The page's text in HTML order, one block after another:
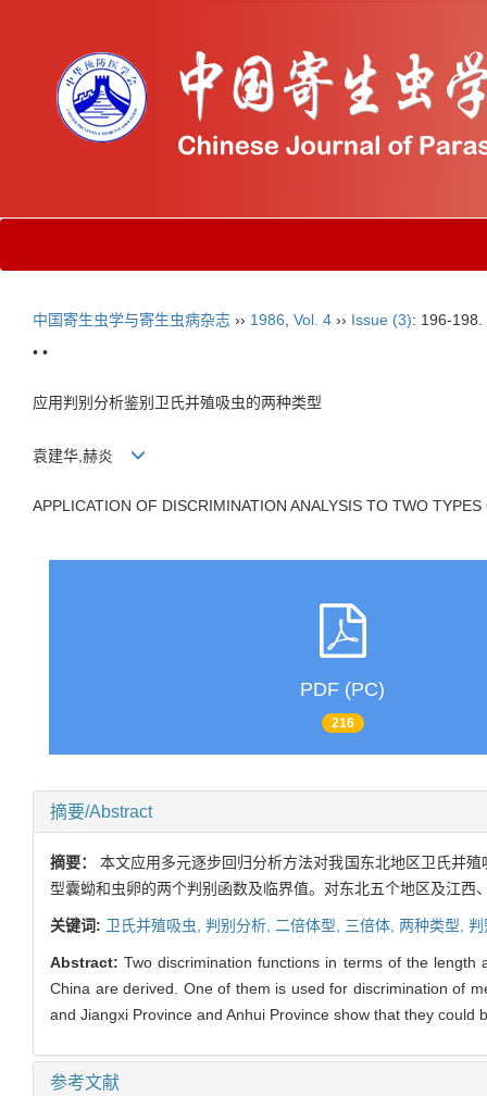
中国寄生虫学与寄生虫病杂志 ›› 1986 Vol. 4 ›› Issue (3): 196-198.
• •
应用判别分析鉴别卫氏并殖吸虫的两种类型
袁建华,赫炎
APPLICATION OF DISCRIMINATION ANALYSIS TO TWO
PDF (PC)
216
摘要/Abstract
摘要：本文应用多元逐步回归分析方法对我国东北地区卫氏并
型囊蚴和虫卵的两个判别函数及临界值。对东北五个地区及江
关键词: 卫氏并殖吸虫, 判别分析, 二倍体型, 三倍体, 两种类型,
Abstract:Two discrimination functions in terms of the
China are derived. One of them is used for discrimination of
and Jiangxi Province and Anhui Province show that they
参考文献